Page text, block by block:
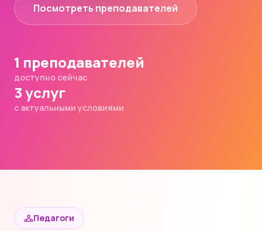
Посмотреть преподавателей
1 преподавателей
доступно сейчас
3 услуг
с актуальными условиями
Педагоги